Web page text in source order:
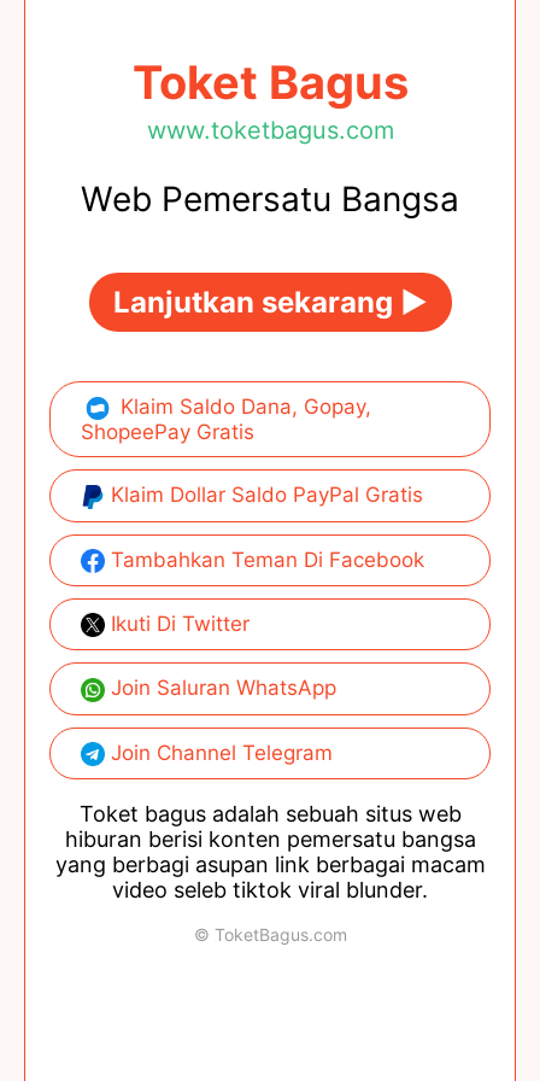
Toket Bagus
www.toketbagus.com
Web Pemersatu Bangsa
Lanjutkan sekarang ►
Klaim Saldo Dana, Gopay,
ShopeePay Gratis
Klaim Dollar Saldo PayPal Gratis
Tambahkan Teman Di Facebook
Ikuti Di Twitter
Join Saluran WhatsApp
Join Channel Telegram
Toket bagus adalah sebuah situs web
hiburan berisi konten pemersatu bangsa
yang berbagi asupan link berbagai macam
video seleb tiktok viral blunder.
© ToketBagus.com